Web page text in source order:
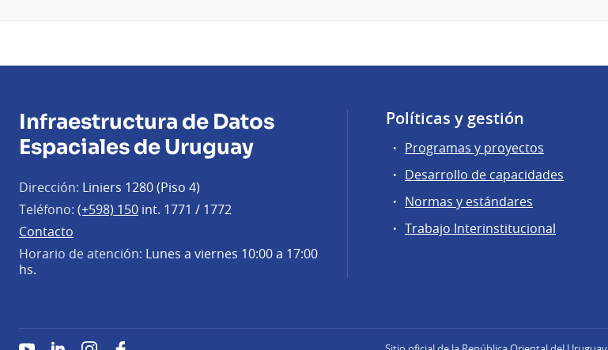
Infraestructura de Datos
Espaciales de Uruguay
Dirección: Liniers 1280 (Piso 4)
Teléfono: (+598) 150 int. 1771 / 1772
Contacto
Horario de atención: Lunes a viernes 10:00 a 17:00
hs.
Políticas y gestión
Programas y proyectos
Desarrollo de capacidades
Normas y estándares
Trabajo Interinstitucional